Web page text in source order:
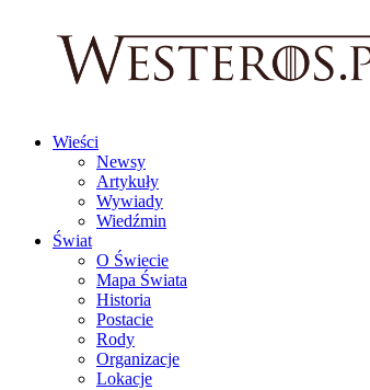
Wieści
Newsy
Artykuły
Wywiady
Wiedźmin
Świat
O Świecie
Mapa Świata
Historia
Postacie
Rody
Organizacje
Lokacje